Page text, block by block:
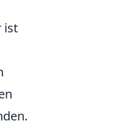
ist